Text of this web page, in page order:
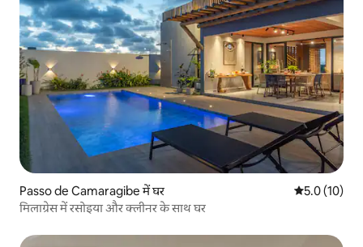
Passo de Camaragibe में घर औसत रेटिंग 5
5.0 (10)
मिलाग्रेस में रसोइया और क्लीनर के साथ घर